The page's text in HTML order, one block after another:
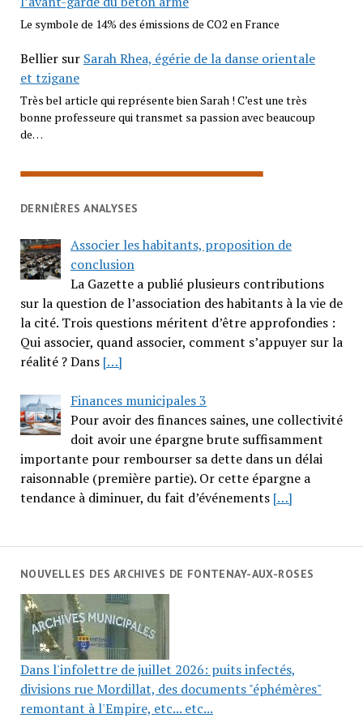
Le symbole de 14% des émissions de CO2 en France
Belliersur Sarah Rhea, égérie de la danse orientale
et tzigane
Très bel article qui représente bien Sarah ! C’est une très
bonne professeure qui transmet sa passion avec beaucoup
de…
DERNIÈRES ANALYSES
Associer les habitants, proposition de
conclusion
La Gazette a publié plusieurs contributions
sur la question de l’association des habitants à la vie de
la cité. Trois questions méritent d’être approfondies :
Qui associer, quand associer, comment s’appuyer sur la
réalité ? Dans […]
Finances municipales 3
Pour avoir des finances saines, une collectivité
doit avoir une épargne brute suffisamment
importante pour rembourser sa dette dans un délai
raisonnable (première partie). Or cette épargne a
tendance à diminuer, du fait d’événements […]
NOUVELLES DES ARCHIVES DE FONTENAY-AUX-ROSES
Dans l'infolettre de juillet 2026: puits infectés,
divisions rue Mordillat, des documents "éphémères"
remontant à l'Empire, etc... etc...